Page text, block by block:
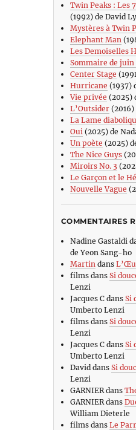
Twin Peaks : Les
(1992) de David
Mystères à Twin
Elephant Man
Les Demoiselles
Sommaire de juin
Center Stage
Hurricane (1937)
Vie privée (2025)
L’Outsider(2016)
La Lame
Oui(2025) de
Un poète (2025)
The Nice Guys
Miroirs No. 3
Le Garçon et le
Nouvelle Vague
COMMENTAIRES
Nadine Gastaldi
de Yeon Sang-ho
Martin dans
filmsdans Si
Lenzi
Jacques Cdans Si
Umberto Lenzi
filmsdans Si
Lenzi
Jacques Cdans Si
Umberto Lenzi
David dans Si
Lenzi
GARNIERdans
GARNIERdans
William Dieterle
filmsdans Le